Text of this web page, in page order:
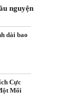
nguyện
dài bao
Cực
Mối